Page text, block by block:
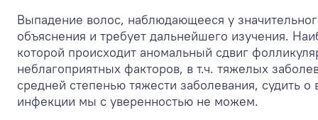
Выпадение волос, наблюдающееся у
объяснения и требует дальнейшего изучения.
которой происходит аномальный сдвиг
неблагоприятных факторов, в т.ч. тяжелых
средней степенью тяжести заболевания, судить
инфекции мы с уверенностью не можем.